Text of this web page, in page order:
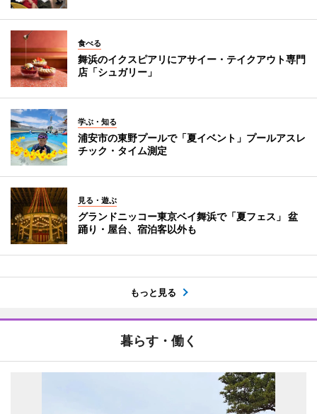
食べる
舞浜のイクスピアリにアサイー・テイクアウト専門
店「シュガリー」
学ぶ・知る
浦安市の東野プールで「夏イベント」プールアスレ
チック・タイム測定
見る・遊ぶ
グランドニッコー東京ベイ舞浜で「夏フェス」 盆
踊り・屋台、宿泊客以外も
もっと見る
暮らす・働く